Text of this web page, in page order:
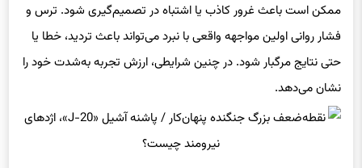
ممکن است باعث غرور کاذب یا اشتباه در تصمیم‌گیری شود. ترس و
فشار روانی اولین مواجهه واقعی با نبرد می‌تواند باعث تردید، خطا یا
حتی نتایج مرگبار شود. در چنین شرایطی، ارزش تجربه به‌شدت خود را
نشان می‌دهد.